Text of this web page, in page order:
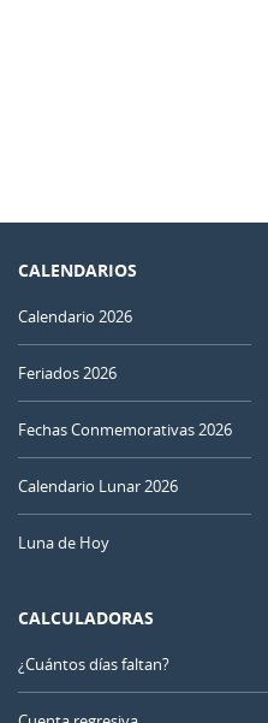
CALENDARIOS
Calendario 2026
Feriados 2026
Fechas Conmemorativas 2026
Calendario Lunar 2026
Luna de Hoy
CALCULADORAS
¿Cuántos días faltan?